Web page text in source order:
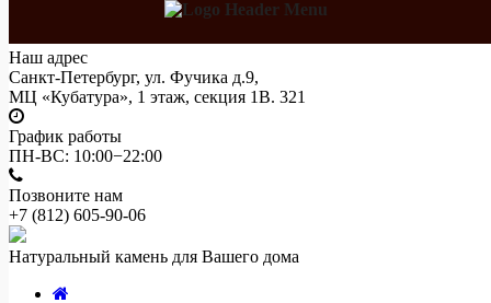
Наш адрес
Санкт-Петербург, ул. Фучика д.9,
МЦ «Кубатура», 1 этаж, секция 1В. 321
График работы
ПН-ВС: 10:00−22:00
Позвоните нам
+7 (812) 605-90-06
Натуральный камень для Вашего дома